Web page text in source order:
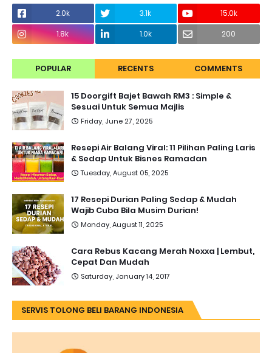
2.0k 3.1k
15.0k
1.8k
1.0k 200
POPULAR RECENTS COMMENTS
15 Doorgift Bajet Bawah RM3 : Simple &
Sesuai Untuk Semua Majlis
Friday, June 27, 2025
Resepi Air Balang Viral: 11 Pilihan Paling Laris
& Sedap Untuk Bisnes Ramadan
Tuesday, August 05, 2025
17 Resepi Durian Paling Sedap & Mudah
Wajib Cuba Bila Musim Durian!
Monday, August 11, 2025
Cara Rebus Kacang Merah Noxxa | Lembut,
Cepat Dan Mudah
Saturday, January 14, 2017
SERVIS TOLONG BELI BARANG INDONESIA